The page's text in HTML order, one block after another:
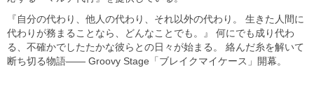
『自分の代わり、他人の代わり、それ以外の代わり。 生きた人間に
代わりが務まることなら、どんなことでも。』 何にでも成り代わ
る、不確かでしたたかな彼らとの日々が始まる。 絡んだ糸を解いて
断ち切る物語―― Groovy Stage「ブレイクマイケース」開幕。